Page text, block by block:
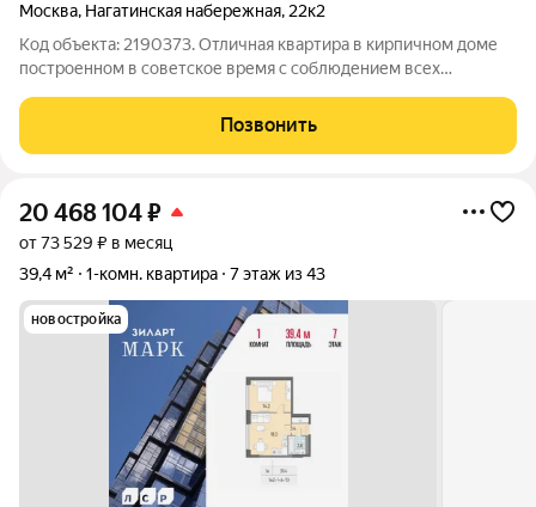
Москва, Нагатинская набережная, 22к2
Код объекта: 2190373. Отличная квартира в кирпичном доме
построенном в советское время с соблюдением всех
. 1 взрослый собственник . Документы основания дкп 2002 год
. Без балкона .
Позвонить
20 468 104₽
от 73 529 ₽ в месяц
39,4 м²
1-комн. квартира 7 этаж из 43
новостройка